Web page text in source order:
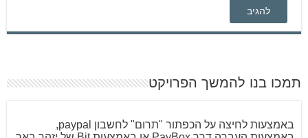
תמכו בנו להמשך הפרויקט
באמצעות לחיצה על הכפתור "תרום" לחשבון paypal,